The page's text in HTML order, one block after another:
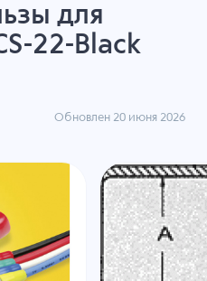
для
22-Black
Обновлен 20 июня 2026